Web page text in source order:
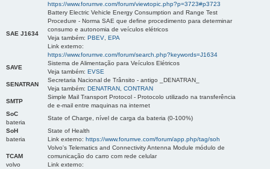
https://www.forumve.com/forum/viewtopic.php?p=3723#p3723
SAE J1634
Battery Electric Vehicle Energy Consumption and Range Test
Procedure - Norma SAE que define procedimento para determinar
consumo e autonomia de veículos elétricos
Veja também: PBEV EPA
Link externo:
https://www.forumve.com/forum/search.php?keywords=J1634
SAVE
Sistema de Alimentação para Veículos Elétricos
Veja também: EVSE
SENATRAN
Secretaria Nacional de Trânsito - antigo _DENATRAN_
Veja também: DENATRAN CONTRAN
SMTP
Simple Mail Transport Protocol - Protocolo utilizado na transferência
de e-mail entre maquinas na internet
SoC
bateria
State of Charge, nível de carga da bateria (0-100%)
SoH
bateria
State of Health
Link externo: https://www.forumve.com/forum/app.php/tag/soh
TCAM
volvo
Volvo's Telematics and Connectivity Antenna Module módulo de
comunicação do carro com rede celular
Link externo: